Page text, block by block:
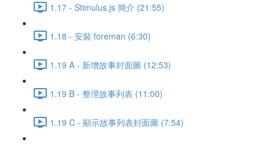
1.17 - Stimulus.js 簡介 (21:55)
1.18 - 安裝 foreman (6:30)
1.19 A - 新增故事封面圖 (12:53)
1.19 B - 整理故事列表 (11:00)
1.19 C - 顯示故事列表封面圖 (7:54)